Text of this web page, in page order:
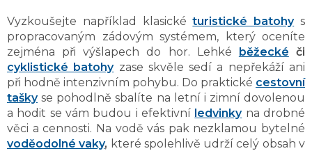
ý
p
s
u
Vyzkoušejte například klasickéturistické batohys
propracovaným zádovým systémem, který oceníte
zejména při výšlapech do hor. Lehké běžecké či
cyklistické batohyzase skvěle sedí a nepřekáží ani
při hodně intenzivním pohybu. Do praktické cestovní
taškyse pohodlně sbalíte na letní i zimní dovolenou
a hodit se vám budou i efektivní ledvinkyna drobné
věci a cennosti. Na vodě vás pak nezklamou bytelné
voděodolné vaky, které spolehlivě udrží celý obsah v